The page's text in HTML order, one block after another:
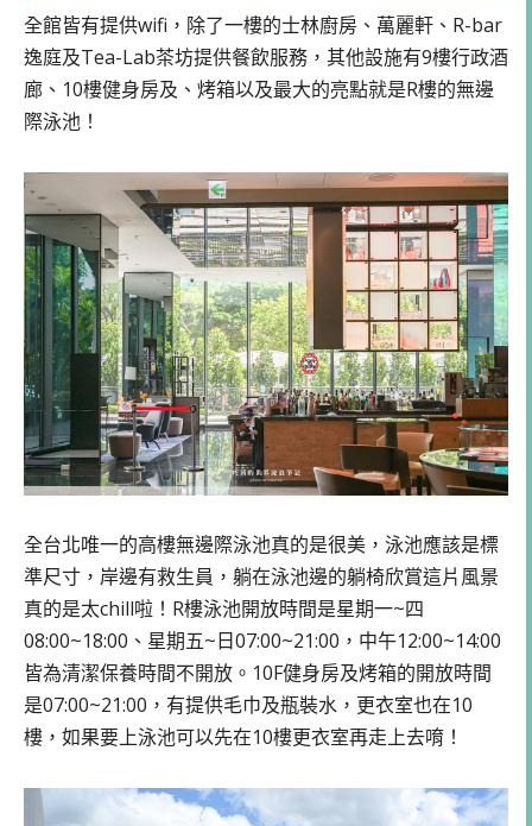
全館皆有提供wifi，除了一樓的士林廚房、萬麗軒、R-bar
逸庭及Tea-Lab茶坊提供餐飲服務，其他設施有9樓行政酒
廊、10樓健身房及、烤箱以及最大的亮點就是R樓的無邊
際泳池！
全台北唯一的高樓無邊際泳池真的是很美，泳池應該是標
準尺寸，岸邊有救生員，躺在泳池邊的躺椅欣賞這片風景
真的是太chill啦！R樓泳池開放時間是星期一~四
08:00~18:00、星期五~日07:00~21:00，中午12:00~14:00
皆為清潔保養時間不開放。10F健身房及烤箱的開放時間
是07:00~21:00，有提供毛巾及瓶裝水，更衣室也在10
樓，如果要上泳池可以先在10樓更衣室再走上去唷！